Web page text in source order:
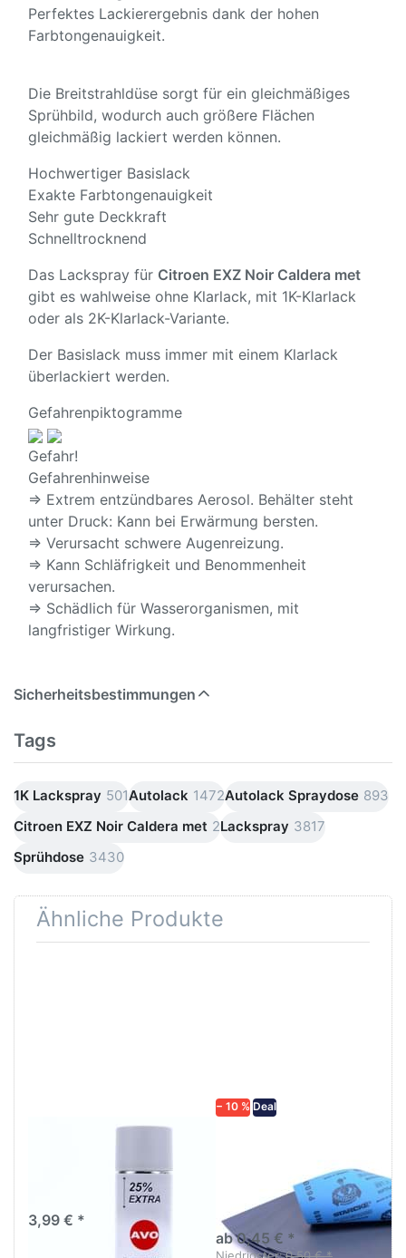
Perfektes Lackierergebnis dank der hohen
Farbtongenauigkeit.
Die Breitstrahldüse sorgt für ein gleichmäßiges
Sprühbild, wodurch auch größere Flächen
gleichmäßig lackiert werden können.
Hochwertiger Basislack
Exakte Farbtongenauigkeit
Sehr gute Deckkraft
Schnelltrocknend
Das Lackspray für Citroen EXZ Noir Caldera met
gibt es wahlweise ohne Klarlack, mit 1K-Klarlack
oder als 2K-Klarlack-Variante.
Der Basislack muss immer mit einem Klarlack
überlackiert werden.
Gefahrenpiktogramme
Gefahr!
Gefahrenhinweise
⇒ Extrem entzündbares Aerosol. Behälter steht
unter Druck: Kann bei Erwärmung bersten.
⇒ Verursacht schwere Augenreizung.
⇒ Kann Schläfrigkeit und Benommenheit
verursachen.
⇒ Schädlich für Wasserorganismen, mit
langfristiger Wirkung.
Sicherheitsbestimmungen
Tags
1K Lackspray 501Autolack 1472Autolack Spraydose 893
Citroen EXZ Noir Caldera met 2Lackspray 3817
Sprühdose 3430
Ähnliche Produkte
3,99 € *
− 10 % Deal
diversen Körnungen
Nass-Schleifpapier zur nass
und trocken anwendung
ab 0,45 € *
Niedrigster:0,50 € *